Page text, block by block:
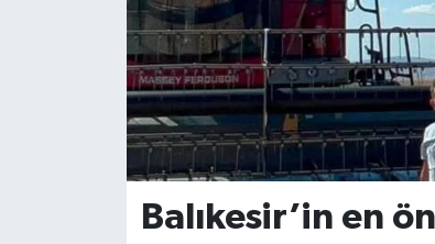
Balıkesir’in en
KENT GÜNDEMİ